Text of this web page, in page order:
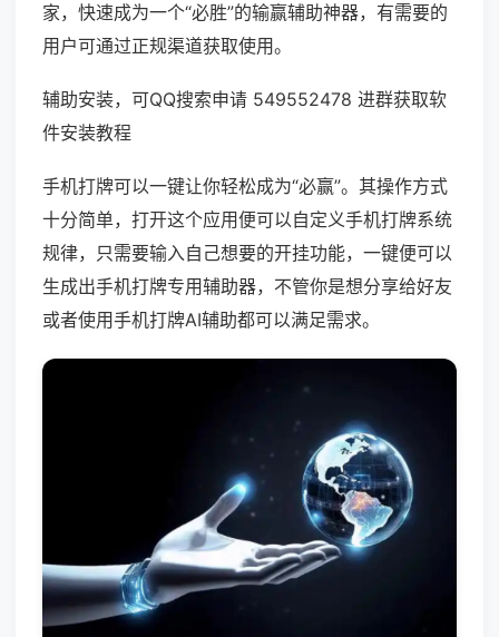
家，快速成为一个“必胜”的输赢辅助神器，有需要的
用户可通过正规渠道获取使用。
辅助安装，可QQ搜索申请 549552478 进群获取软
件安装教程
手机打牌可以一键让你轻松成为“必赢”。其操作方式
十分简单，打开这个应用便可以自定义手机打牌系统
规律，只需要输入自己想要的开挂功能，一键便可以
生成出手机打牌专用辅助器，不管你是想分享给好友
或者使用手机打牌AI辅助都可以满足需求。